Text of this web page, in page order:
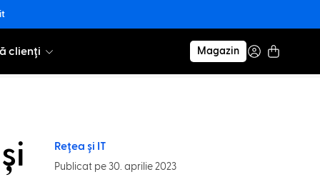
clienți Magazin
Rețea și IT
Publicat pe 30. aprilie 2023